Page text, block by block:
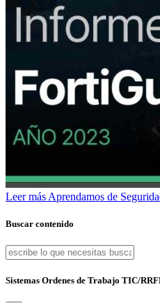
Leer más Aprendamos de
Buscar contenido
Sistemas Ordenes de Trabajo TIC/